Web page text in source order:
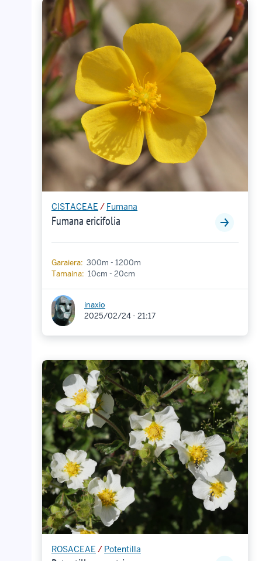
CISTACEAE / Fumana
Fumana ericifolia
Garaiera: 300m - 1200m
Tamaina: 10cm - 20cm
inaxio
2025/02/24 - 21:17
ROSACEAE / Potentilla